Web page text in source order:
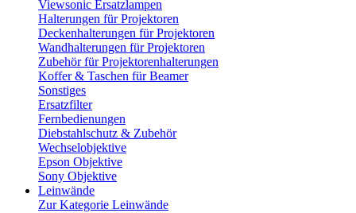
Viewsonic Ersatzlampen
Halterungen für Projektoren
Deckenhalterungen für Projektoren
Wandhalterungen für Projektoren
Zubehör für Projektorenhalterungen
Koffer & Taschen für Beamer
Sonstiges
Ersatzfilter
Fernbedienungen
Diebstahlschutz & Zubehör
Wechselobjektive
Epson Objektive
Sony Objektive
Leinwände
Zur Kategorie Leinwände